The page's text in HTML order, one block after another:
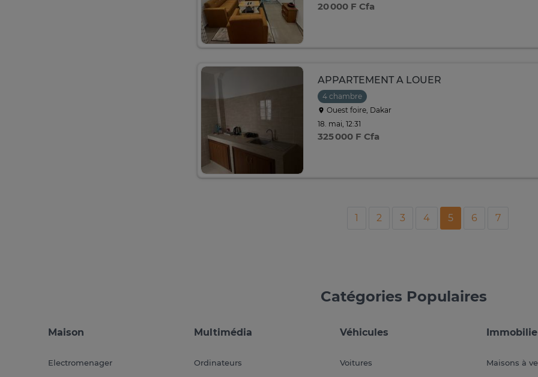
20 000 F Cfa
APPARTEMENT A LOUER
4 chambre
Ouest foire, Dakar
18. mai, 12:31
325 000 F Cfa
1 2 3 4 5 6 7
Catégories Populaires
Maison
Electromenager
Multimédia
Ordinateurs
Véhicules
Voitures Maisons à